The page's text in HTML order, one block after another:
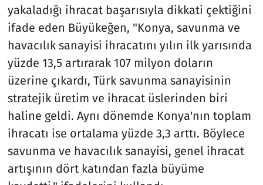
yakaladığı ihracat başarısıyla dikkati çektiğini
ifade eden Büyükeğen, "Konya, savunma ve
havacılık sanayisi ihracatını yılın ilk yarısında
yüzde 13,5 artırarak 107 milyon doların
üzerine çıkardı, Türk savunma sanayisinin
stratejik üretim ve ihracat üslerinden biri
haline geldi. Aynı dönemde Konya'nın toplam
ihracatı ise ortalama yüzde 3,3 arttı. Böylece
savunma ve havacılık sanayisi, genel ihracat
artışının dört katından fazla büyüme